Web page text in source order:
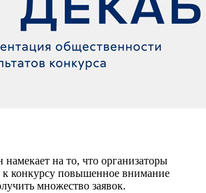
на то, что организаторы
конкурсу повышенное внимание
множество заявок.